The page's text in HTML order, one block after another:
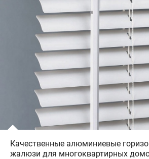
Качественные алюминиевые
жалюзи для многоквартирных